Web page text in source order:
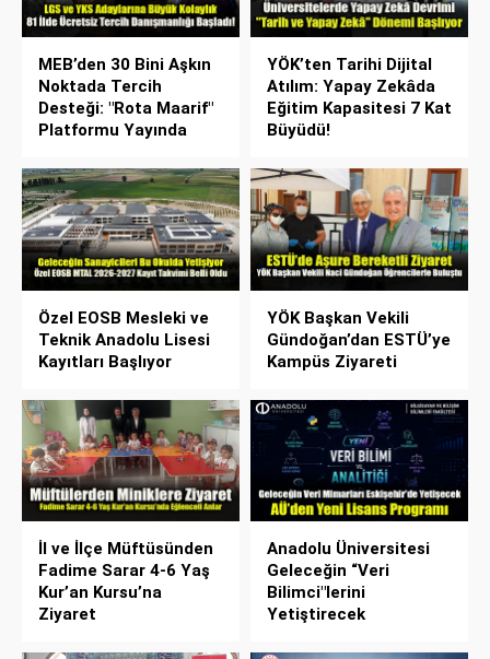
MEB’den 30 Bini Aşkın
Noktada Tercih
Desteği: "Rota Maarif"
Platformu Yayında
YÖK’ten Tarihi Dijital
Atılım: Yapay Zekâda
Eğitim Kapasitesi 7 Kat
Büyüdü!
Özel EOSB Mesleki ve
Teknik Anadolu Lisesi
Kayıtları Başlıyor
YÖK Başkan Vekili
Gündoğan’dan ESTÜ’ye
Kampüs Ziyareti
İl ve İlçe Müftüsünden
Fadime Sarar 4-6 Yaş
Kur’an Kursu’na
Ziyaret
Anadolu Üniversitesi
Geleceğin “Veri
Bilimci"lerini
Yetiştirecek